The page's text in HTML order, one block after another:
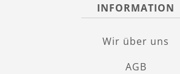
INFORMATION
Wir über uns
AGB